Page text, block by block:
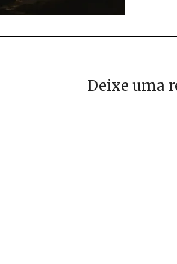
Deixe uma